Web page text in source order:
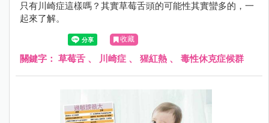
只有川崎症這樣嗎？其實草莓舌頭的可能性其實蠻多的，一
起來了解。
收藏
關鍵字： 草莓舌 、 川崎症 、 猩紅熱 、 毒性休克症候群